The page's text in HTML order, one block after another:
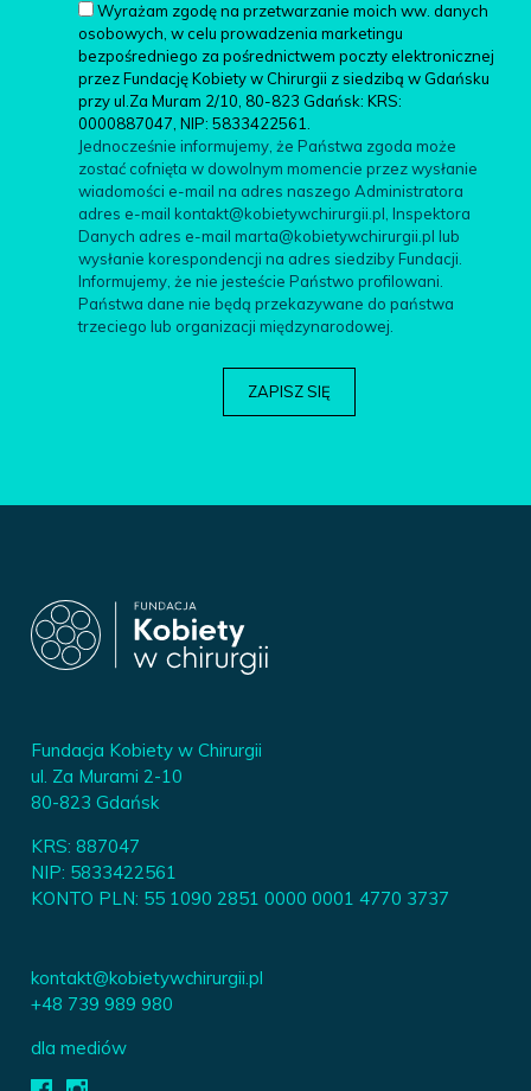
Wyrażam zgodę na przetwarzanie moich ww. danych
osobowych, w celu prowadzenia marketingu
bezpośredniego za pośrednictwem poczty elektronicznej
przez Fundację Kobiety w Chirurgii z siedzibą w Gdańsku
przy ul.Za Muram 2/10, 80-823 Gdańsk: KRS:
0000887047, NIP: 5833422561.
Jednocześnie informujemy, że Państwa zgoda może
zostać cofnięta w dowolnym momencie przez wysłanie
wiadomości e-mail na adres naszego Administratora
adres e-mail kontakt@kobietywchirurgii.pl, Inspektora
Danych adres e-mail marta@kobietywchirurgii.pl lub
wysłanie korespondencji na adres siedziby Fundacji.
Informujemy, że nie jesteście Państwo profilowani.
Państwa dane nie będą przekazywane do państwa
trzeciego lub organizacji międzynarodowej.
Fundacja Kobiety w Chirurgii
ul. Za Murami 2-10
80-823 Gdańsk
KRS: 887047
NIP: 5833422561
KONTO PLN: 55 1090 2851 0000 0001 4770 3737
kontakt@kobietywchirurgii.pl
+48 739 989 980
dla mediów